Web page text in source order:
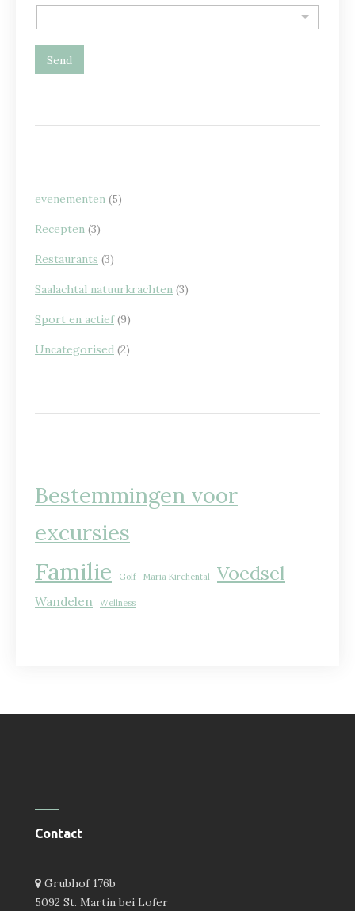
Send
evenementen (5)
Recepten (3)
Restaurants (3)
Saalachtal natuurkrachten (3)
Sport en actief(9)
Uncategorised (2)
Bestemmingen voor
excursies
Familie Golf Maria Kirchental Voedsel
Wandelen Wellness
Contact
Grubhof 176b
5092 St. Martin bei Lofer